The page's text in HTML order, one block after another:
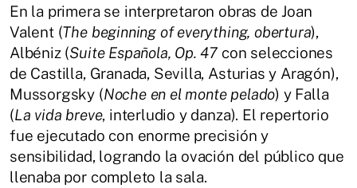
En la primera se interpretaron obras de Joan
Valent (The beginning of everything, obertura),
Albéniz (Suite Española, Op. 47 con selecciones
de Castilla, Granada, Sevilla, Asturias y Aragón),
Mussorgsky (Noche en el monte pelado) y Falla
(La vida breve, interludio y danza). El repertorio
fue ejecutado con enorme precisión y
sensibilidad, logrando la ovación del público que
llenaba por completo la sala.